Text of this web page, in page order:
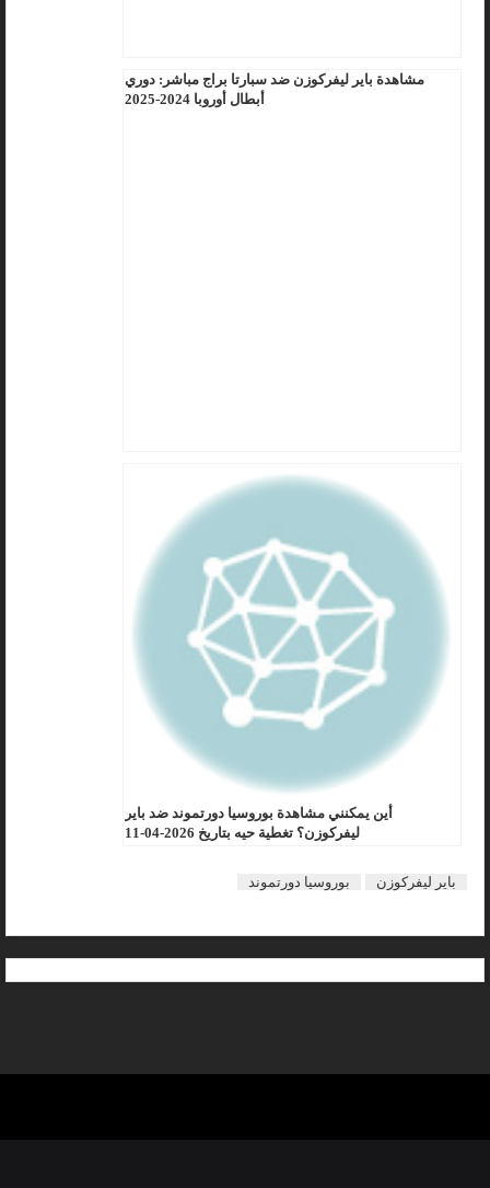
مشاهدة باير ليفركوزن ضد سبارتا براج مباشر: دوري
أبطال أوروبا 2024-2025
أين يمكنني مشاهدة بوروسيا دورتموند ضد باير
ليفركوزن؟ تغطية حيه بتاريخ 2026-04-11
باير ليفركوزن بوروسيا دورتموند